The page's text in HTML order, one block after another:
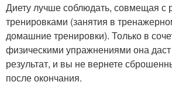
Диету лучше соблюдать, совмещая с
тренировками (занятия в
домашние тренировки). Только в
физическими упражнениями она
результат, и вы не вернете
после окончания.